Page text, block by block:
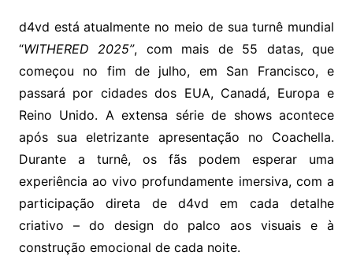
d4vd está atualmente no meio de sua turnê mundial
“WITHERED 2025”, com mais de 55 datas, que
começou no fim de julho, em San Francisco, e
passará por cidades dos EUA, Canadá, Europa e
Reino Unido. A extensa série de shows acontece
após sua eletrizante apresentação no Coachella.
Durante a turnê, os fãs podem esperar uma
experiência ao vivo profundamente imersiva, com a
participação direta de d4vd em cada detalhe
criativo – do design do palco aos visuais e à
construção emocional de cada noite.